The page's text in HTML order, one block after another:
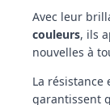
Avec leur
couleurs, ils
nouvelles à
La résistance
garantissent